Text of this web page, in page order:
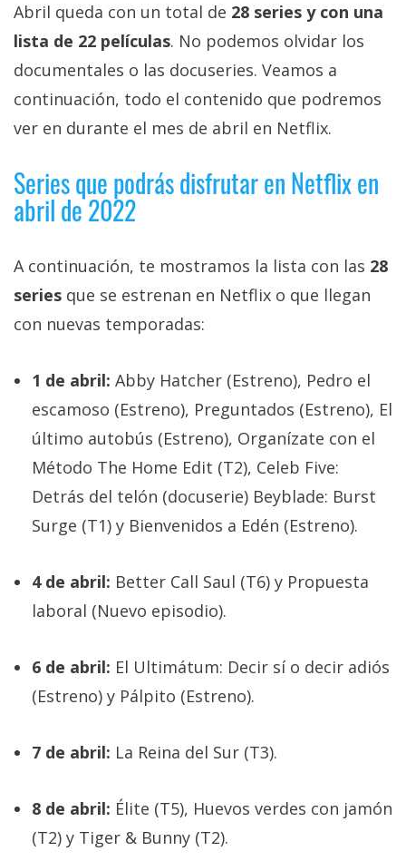
de
privacidad
/
Legal
comunicación
digital donde
encontrarás
tecnología,
ordenadores,
informática,
trucos y
El Grupo
(CC) 2006-
2026.
Algunos
derechos
reservados
Abril queda con un total de 28 series y con una
lista de 22 películas. No podemos olvidar los
documentales o las docuseries. Veamos a
continuación, todo el contenido que podremos
ver en durante el mes de abril en Netflix.
Series que podrás disfrutar en Netflix en
abril de 2022
A continuación, te mostramos la lista con las 28
series que se estrenan en Netflix o que llegan
con nuevas temporadas:
1 de abril: Abby Hatcher (Estreno), Pedro el
escamoso (Estreno), Preguntados (Estreno), El
último autobús (Estreno), Organízate con el
Método The Home Edit (T2), Celeb Five:
Detrás del telón (docuserie) Beyblade: Burst
Surge (T1) y Bienvenidos a Edén (Estreno).
4 de abril: Better Call Saul (T6) y Propuesta
laboral (Nuevo episodio).
6 de abril: El Ultimátum: Decir sí o decir adiós
(Estreno) y Pálpito (Estreno).
7 de abril: La Reina del Sur (T3).
8 de abril: Élite (T5), Huevos verdes con jamón
(T2) y Tiger & Bunny (T2).